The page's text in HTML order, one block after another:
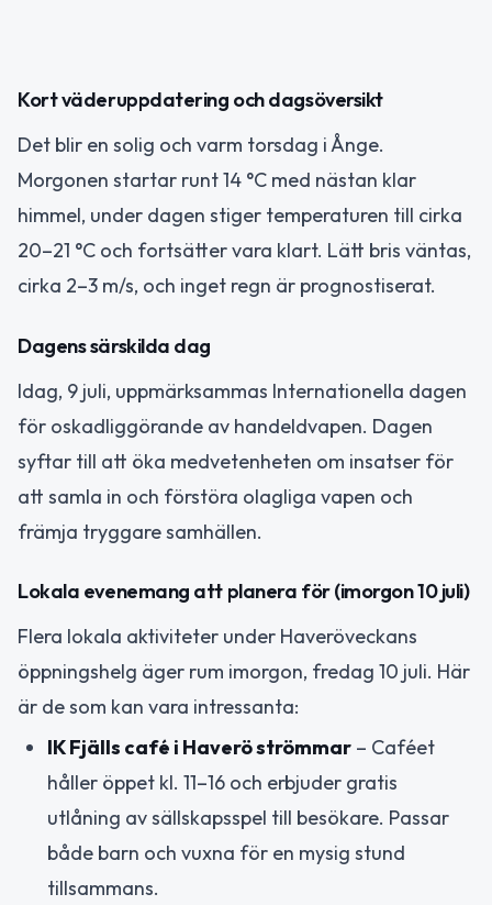
Kort väderuppdatering och dagsöversikt
Det blir en solig och varm torsdag i Ånge.
Morgonen startar runt 14 °C med nästan klar
himmel, under dagen stiger temperaturen till cirka
20–21 °C och fortsätter vara klart. Lätt bris väntas,
cirka 2–3 m/s, och inget regn är prognostiserat.
Dagens särskilda dag
Idag, 9 juli, uppmärksammas Internationella dagen
för oskadliggörande av handeldvapen. Dagen
syftar till att öka medvetenheten om insatser för
att samla in och förstöra olagliga vapen och
främja tryggare samhällen.
Lokala evenemang att planera för (imorgon 10 juli)
Flera lokala aktiviteter under Haveröveckans
öppningshelg äger rum imorgon, fredag 10 juli. Här
är de som kan vara intressanta:
IK Fjälls café i Haverö strömmar – Caféet
håller öppet kl. 11–16 och erbjuder gratis
utlåning av sällskapsspel till besökare. Passar
både barn och vuxna för en mysig stund
tillsammans.